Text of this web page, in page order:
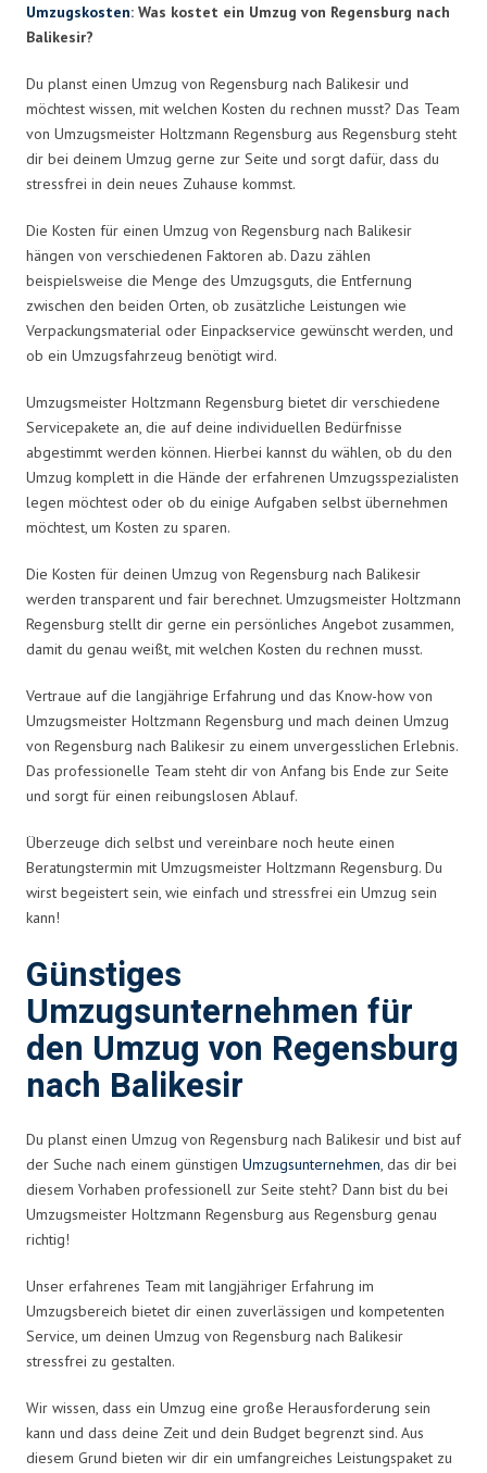
Umzugskosten: Was kostet ein Umzug von Regensburg nach
Balikesir?
Du planst einen Umzug von Regensburg nach Balikesir und
möchtest wissen, mit welchen Kosten du rechnen musst? Das Team
von Umzugsmeister Holtzmann Regensburg aus Regensburg steht
dir bei deinem Umzug gerne zur Seite und sorgt dafür, dass du
stressfrei in dein neues Zuhause kommst.
Die Kosten für einen Umzug von Regensburg nach Balikesir
hängen von verschiedenen Faktoren ab. Dazu zählen
beispielsweise die Menge des Umzugsguts, die Entfernung
zwischen den beiden Orten, ob zusätzliche Leistungen wie
Verpackungsmaterial oder Einpackservice gewünscht werden, und
ob ein Umzugsfahrzeug benötigt wird.
Umzugsmeister Holtzmann Regensburg bietet dir verschiedene
Servicepakete an, die auf deine individuellen Bedürfnisse
abgestimmt werden können. Hierbei kannst du wählen, ob du den
Umzug komplett in die Hände der erfahrenen Umzugsspezialisten
legen möchtest oder ob du einige Aufgaben selbst übernehmen
möchtest, um Kosten zu sparen.
Die Kosten für deinen Umzug von Regensburg nach Balikesir
werden transparent und fair berechnet. Umzugsmeister Holtzmann
Regensburg stellt dir gerne ein persönliches Angebot zusammen,
damit du genau weißt, mit welchen Kosten du rechnen musst.
Vertraue auf die langjährige Erfahrung und das Know-how von
Umzugsmeister Holtzmann Regensburg und mach deinen Umzug
von Regensburg nach Balikesir zu einem unvergesslichen Erlebnis.
Das professionelle Team steht dir von Anfang bis Ende zur Seite
und sorgt für einen reibungslosen Ablauf.
Überzeuge dich selbst und vereinbare noch heute einen
Beratungstermin mit Umzugsmeister Holtzmann Regensburg. Du
wirst begeistert sein, wie einfach und stressfrei ein Umzug sein
kann!
Günstiges
Umzugsunternehmen für
den Umzug von Regensburg
nach Balikesir
Du planst einen Umzug von Regensburg nach Balikesir und bist auf
der Suche nach einem günstigen Umzugsunternehmen, das dir bei
diesem Vorhaben professionell zur Seite steht? Dann bist du bei
Umzugsmeister Holtzmann Regensburg aus Regensburg genau
richtig!
Unser erfahrenes Team mit langjähriger Erfahrung im
Umzugsbereich bietet dir einen zuverlässigen und kompetenten
Service, um deinen Umzug von Regensburg nach Balikesir
stressfrei zu gestalten.
Wir wissen, dass ein Umzug eine große Herausforderung sein
kann und dass deine Zeit und dein Budget begrenzt sind. Aus
diesem Grund bieten wir dir ein umfangreiches Leistungspaket zu